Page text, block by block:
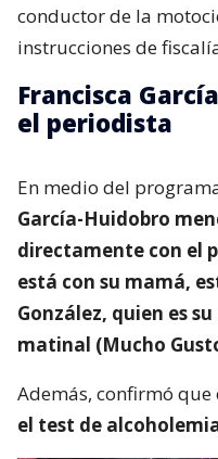
conductor de la
instrucciones de
Francisca
el periodista
En medio del
García-Huidobro
directamente con el
está con su mamá,
González, quien es
matinal (Mucho
Además, confirmó
el test de